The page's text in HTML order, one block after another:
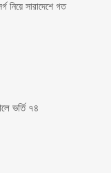
সারাদেশে গত
ভর্তি ৭৪